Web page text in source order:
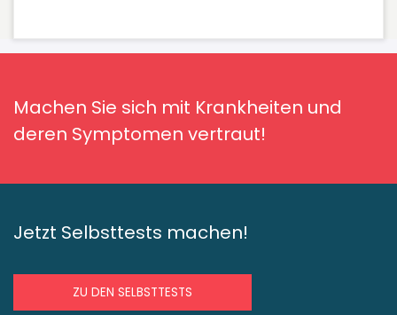
Machen Sie sich mit Krankheiten und
deren Symptomen vertraut!
Jetzt Selbsttests machen!
ZU DEN SELBSTTESTS